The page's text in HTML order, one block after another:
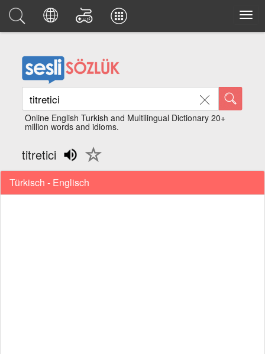
Online English Turkish and Multilingual Dictionary 20+
million words and idioms.
titretici
Türkisch - Englisch